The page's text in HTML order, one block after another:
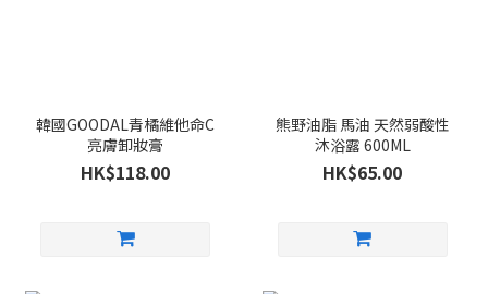
韓國GOODAL青橘維他命C
亮膚卸妝膏
HK$118.00
熊野油脂 馬油 天然弱酸性
沐浴露 600ML
HK$65.00